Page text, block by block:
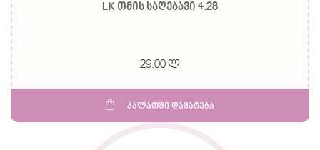
LK თმის საღებავი 4.28
29.00 ლ
კალათში დამატება